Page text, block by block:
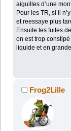
aiguilles d’une
Pour les TR, si il
et reessaye plus
Ensuite tes fuites
on est trop
liquide et en
Frog2Lille